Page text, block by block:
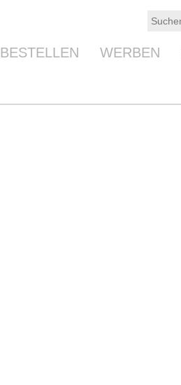
BESTELLEN WERBEN